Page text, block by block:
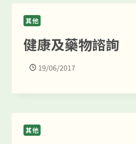
其他
健康及藥物諮詢
19/06/2017
其他